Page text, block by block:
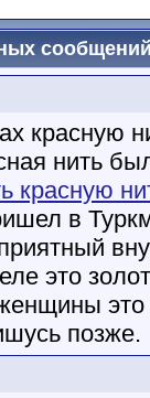
красную
нить
красную
в
это
это
позже.